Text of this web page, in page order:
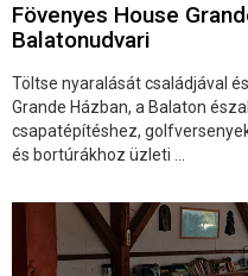
Fövenyes House
Balatonudvari
Töltse nyaralását családjával
Grande Házban, a Balaton
csapatépítéshez,
és bortúrákhoz üzleti ...